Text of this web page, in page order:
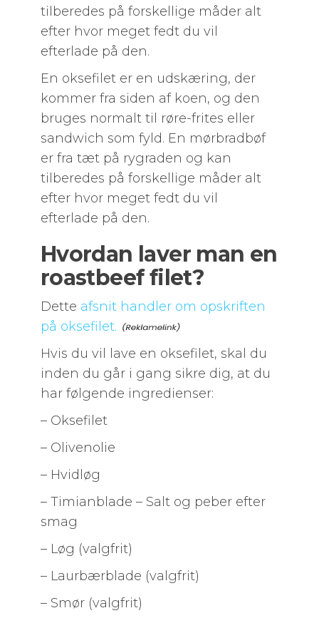
tilberedes på forskellige måder alt
efter hvor meget fedt du vil
efterlade på den.
En oksefilet er en udskæring, der
kommer fra siden af koen, og den
bruges normalt til røre-frites eller
sandwich som fyld. En mørbradbøf
er fra tæt på rygraden og kan
tilberedes på forskellige måder alt
efter hvor meget fedt du vil
efterlade på den.
Hvordan laver man en
roastbeef filet?
Dette afsnit handler om opskriften
på oksefilet.
Hvis du vil lave en oksefilet, skal du
inden du går i gang sikre dig, at du
har følgende ingredienser:
– Oksefilet
– Olivenolie
– Hvidløg
– Timianblade – Salt og peber efter
smag
– Løg (valgfrit)
– Laurbærblade (valgfrit)
– Smør (valgfrit)